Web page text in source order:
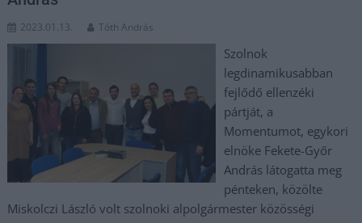
2023.01.13. Tóth András
Szolnok
legdinamikusabban
fejlődő ellenzéki
pártját, a
Momentumot, egykori
elnöke Fekete-Győr
András látogatta meg
pénteken, közölte
Miskolczi László volt szolnoki alpolgármester közösségi